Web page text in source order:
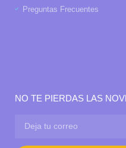
Preguntas Frecuentes
NO TE PIERDAS LAS